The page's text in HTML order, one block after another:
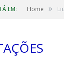
EM: Home »